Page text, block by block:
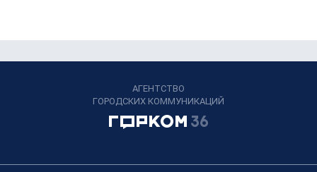
АГЕНТСТВО
ГОРОДСКИХ КОММУНИКАЦИЙ